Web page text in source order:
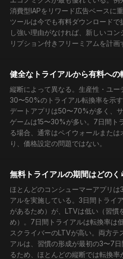
消費型IAPをリワード広告ベースに
ツールは今でも有料ダウンロード
し強い理由がなければ、新しいコ
リプション付きフリーミアムを計画
健全なトライアルから有料への
縦断によって異なる。生産性・ユー
30〜50%のトライアル転換率を示
デートアプリは50〜70%が多く、
ゲームは15〜30%が多い。7日間ト
る場合、通常はペイウォールまた
り、価格設定の問題ではない。
無料トライアルの期間はどのく
ほとんどのコンシューマーアプリ
アルを実施している。3日間トライ
があるため）が、LTVは低い（習慣
め）。7日間トライアルは転換率は
スクライバーのLTVが高い。両方テ
アルは、習慣の形成が最初の3〜7
るため、ほとんどの縦断では転換率